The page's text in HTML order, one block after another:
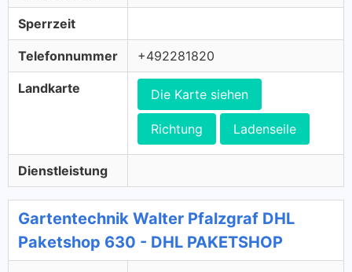
Sperrzeit
Telefonnummer +492281820
Landkarte Die Karte siehen
Richtung Ladenseile
Dienstleistung
Gartentechnik Walter Pfalzgraf DHL
Paketshop 630 - DHL PAKETSHOP